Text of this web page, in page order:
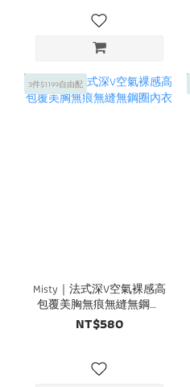
3件$1199自由配
Misty｜法式深V空氣裸感高
包覆美胸無痕無縫無鋼圈
內衣
NT$580